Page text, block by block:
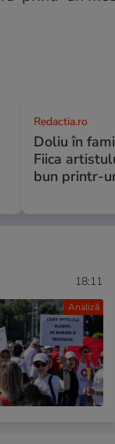
Redactia.ro
Doliu în
Fiica
bun printr-
Analiză
18:11